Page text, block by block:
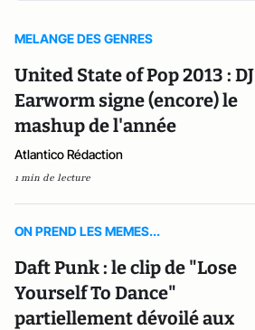
MELANGE DES GENRES
United State of Pop 2013 : DJ
Earworm signe (encore) le
mashup de l'année
Atlantico Rédaction
1 min de lecture
ON PREND LES MEMES...
Daft Punk : le clip de "Lose
Yourself To Dance"
partiellement dévoilé aux